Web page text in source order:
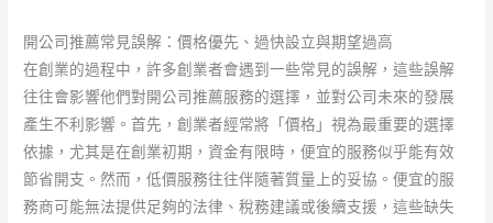
開公司推薦常見誤解：價格優先、過快設立與期望過高
在創業的過程中，許多創業者會遇到一些常見的誤解，這些誤解
往往會影響他們對開公司推薦服務的選擇，並對公司未來的發展
產生不利影響。首先，創業者經常將「價格」視為最重要的選擇
依據，尤其是在創業初期，資金有限時，便宜的服務似乎能有效
節省開支。然而，低價服務往往伴隨著質量上的妥協。便宜的服
務商可能無法提供足夠的法律、稅務建議或後續支援，這些缺失